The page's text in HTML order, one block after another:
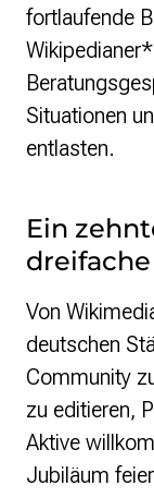
fortlaufende
Situationen
entlasten.
Ein
Von
deutschen
Community
zu editieren,
Aktive
Jubiläum